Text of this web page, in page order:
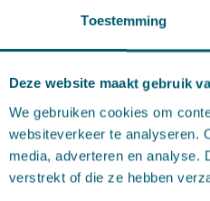
Toestemming
Deze website maakt gebruik
We gebruiken cookies om
websiteverkeer te analyseren.
media, adverteren en analyse.
verstrekt of die ze hebben
vanwege
risico
Hoe
De